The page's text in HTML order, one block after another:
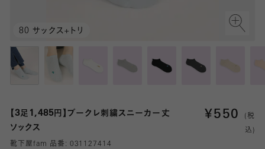
80 サックス+トリ
【3足1,485円】ブークレ刺繍スニーカー丈
ソックス
靴下屋fam 品番: 031127414
¥550
(税
込)